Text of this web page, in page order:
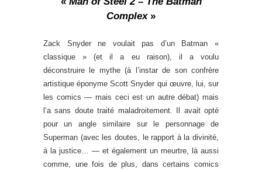
Complex»
Zack Snyder ne voulait pas d’un Batman «
classique » (et il a eu raison), il a voulu
déconstruire le mythe (à l’instar de son confrère
artistique éponyme Scott Snyder qui œuvre, lui, sur
les comics — mais ceci est un autre débat) mais
l’a sans doute traité maladroitement. Il avait opté
pour un angle similaire sur le personnage de
Superman (avec les doutes, le rapport à la divinité,
à la justice… — et également un meurtre, là aussi
comme, une fois de plus, dans certains comics